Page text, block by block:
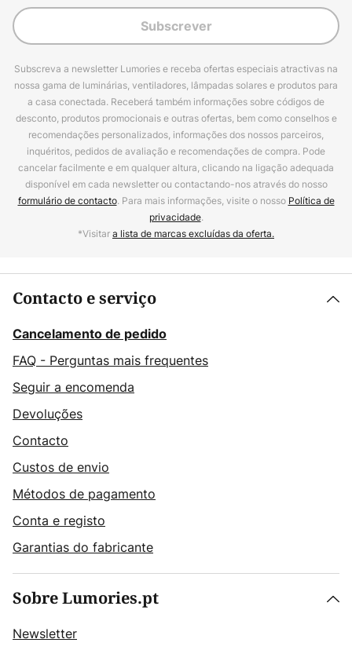
Subscrever
Subscreva a newsletter Lumories e receba ofertas especiais atractivas na
nossa gama de luminárias, ventiladores, lâmpadas solares e produtos para
a casa conectada. Receberá também informações sobre códigos de
desconto, produtos promocionais e outras ofertas, bem como conselhos e
recomendações personalizados, informações dos nossos parceiros,
inquéritos, pedidos de avaliação e recomendações de compra. Pode
cancelar facilmente e em qualquer altura, clicando na ligação adequada
disponível em cada newsletter ou contactando-nos através do nosso
formulário de contacto. Para mais informações, visite o nosso Política de
privacidade.
*Visitara lista de marcas excluídas da oferta.
Contacto e serviço
Cancelamento de pedido
FAQ - Perguntas mais frequentes
Seguir a encomenda
Devoluções
Contacto
Custos de envio
Métodos de pagamento
Conta e registo
Garantias do fabricante
Sobre Lumories.pt
Newsletter